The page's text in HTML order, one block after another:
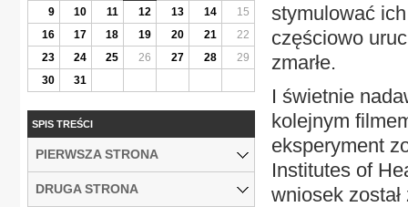
stymulować
częściowo
zmarłe.
I świetnie
kolejnym
eksperyment
Institutes of
wniosek
9
10 11 12 13 14
15
16
17 18 19 20 21
22
23
24 25 26 27 28
29
30
31
SPIS TREŚCI
PIERWSZA STRONA
DRUGA STRONA